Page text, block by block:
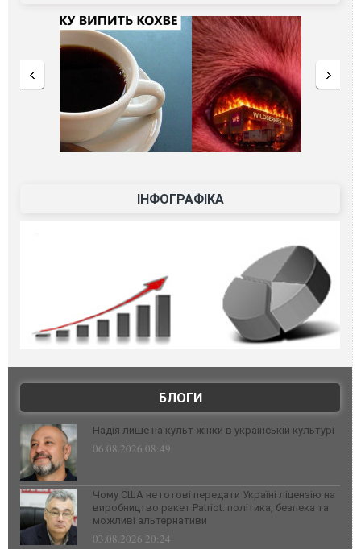
ІНФОГРАФІКА
БЛОГИ
Надія лише на культ жінки в українській культурі
06.08.2026 08:49
Чому США не готові передати Україні ліцензію на
виробництво ракет Patriot: політика, безпека та
можливі альтернативи
03.08.2026 20:24